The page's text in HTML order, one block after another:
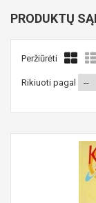
PRODUKTŲ
Peržiūrėti
Rikiuoti pagal